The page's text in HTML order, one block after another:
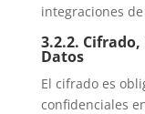
integraciones
3.2.2.
Datos
El cifrado es
confidenciales